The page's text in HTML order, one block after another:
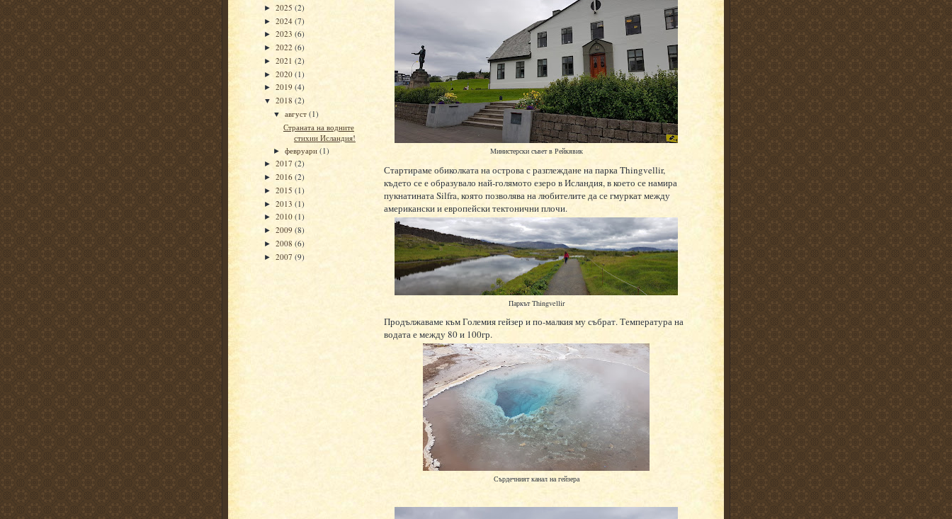
► 2025 (2)
► 2024 (7)
► 2023 (6)
► 2022 (6)
► 2021 (2)
► 2020 (1)
► 2019 (4)
▼ 2018 (2)
▼август(1)
Страната на водните
стихии Исландия!
►февруари(1)
► 2017 (2)
► 2016 (2)
► 2015 (1)
► 2013 (1)
► 2010 (1)
► 2009 (8)
► 2008 (6)
► 2007 (9)
Министерски съвет в Рейкявик
Стартираме обиколката на острова с разглеждане на парка Thingvellir,
където се е образувало най-голямото езеро в Исландия, в което се намира
пукнатината Silfra, която позволява на любителите да се гмуркат между
американски и европейски тектонични плочи.
Паркът Thingvellir
Продължаваме към Големия гейзер и по-малкия му събрат. Температура на
водата е между 80 и 100гр.
Сърдечният канал на гейзера